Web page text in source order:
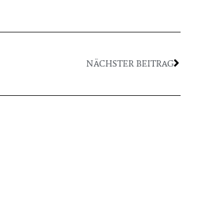
NÄCHSTER BEITRAG